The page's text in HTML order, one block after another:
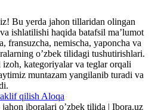
Bu yerda jahon tillaridan olingan
ishlatilishi haqida batafsil maʼlumot
fransuzcha, nemischa, yaponcha va
oʼzbek tilidagi tushutirishlari.
kategoriyalar va teglar orqali
muntazam yangilanib turadi va
qilish Aloqa
iboralari oʼzbek tilida | Ibora.uz